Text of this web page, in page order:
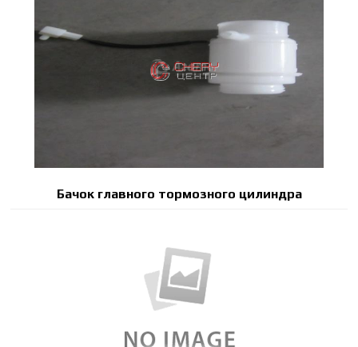
Бачок главного тормозного цилиндра